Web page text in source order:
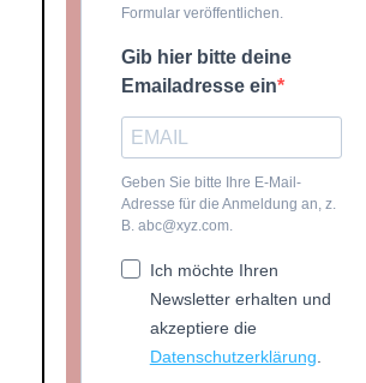
Formular veröffentlichen.
Gib hier bitte deine
Emailadresse ein
Geben Sie bitte Ihre E-Mail-
Adresse für die Anmeldung an, z.
B. abc@xyz.com.
Ich möchte Ihren
Newsletter erhalten und
akzeptiere die
Datenschutzerklärung